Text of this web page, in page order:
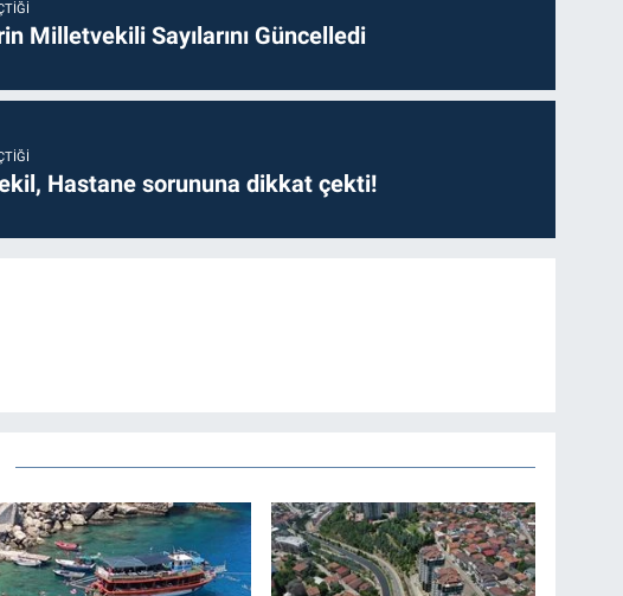
Milletvekili Sayılarını Güncelledi
Hastane sorununa dikkat çekti!